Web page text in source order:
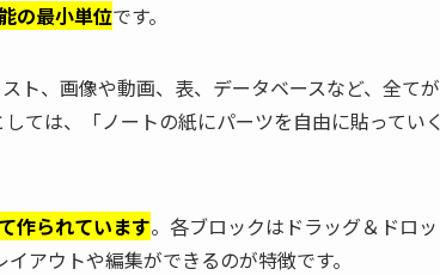
の最小単位です。
ト、画像や動画、表、データベースなど、全てが
ては、「ノートの紙にパーツを自由に貼っていく
作られています。各ブロックはドラッグ＆ドロッ
アウトや編集ができるのが特徴です。